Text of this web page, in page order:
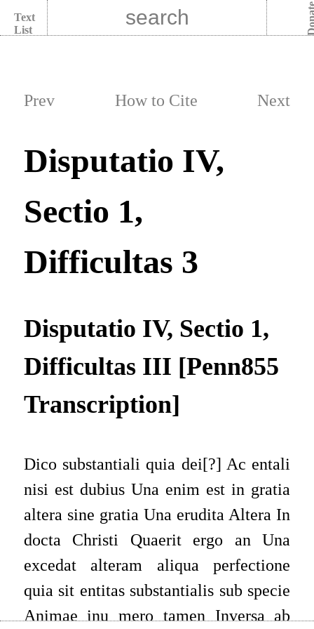
Text
List
Prev How to Cite Next
Disputatio IV,
Sectio 1,
Difficultas 3
Disputatio IV, Sectio 1,
Difficultas III [Penn855
Transcription]
Dico substantiali quia dei[?] Ac entali
nisi est dubiusUna enim est in gratia
altera sine gratia Una erudita Altera In
docta Christi Quaerit ergo an Una
excedat alteram aliqua perfectione
quia sit entitas substantialis sub specie
Animae inu mero tamen Inversa ab